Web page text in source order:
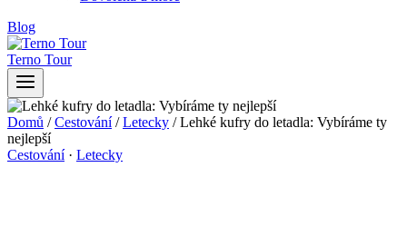
Blog
Terno Tour
Domů / Cestování / Letecky / Lehké kufry do letadla: Vybíráme ty
nejlepší
Cestování· Letecky